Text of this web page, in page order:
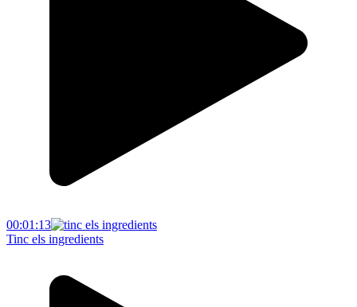
00:01:13
Tinc els ingredients